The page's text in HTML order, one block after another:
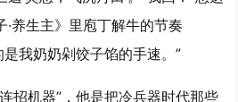
养生主》里庖丁解牛的节奏
我奶奶剁饺子馅的手速。”
招机器”，他是把冷兵器时代那些